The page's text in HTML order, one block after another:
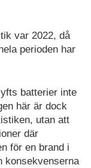
var 2022, då
perioden har
batterier inte
här är dock
utan att
där
för en brand i
konsekvenserna